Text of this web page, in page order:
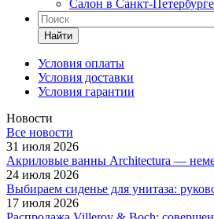
Салон в Санкт-Петербурге
Найти
Условия оплаты
Условия доставки
Условия гарантии
Новости
Все новости
31 июля 2026
Акриловые ванны Architectura —
24 июля 2026
Выбираем сиденье для унитаза:
17 июля 2026